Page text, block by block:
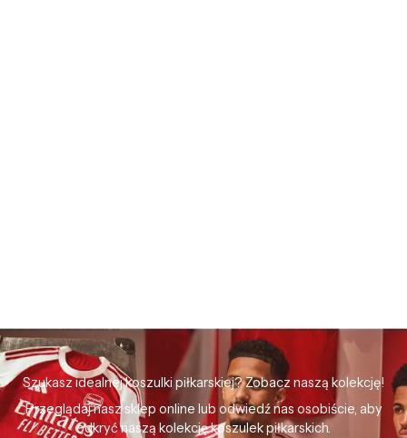
Szukasz idealnej koszulki piłkarskiej? Zobacz naszą kolekcję!
Przeglądaj nasz sklep online lub odwiedź nas osobiście, aby
odkryć naszą kolekcję koszulek piłkarskich.